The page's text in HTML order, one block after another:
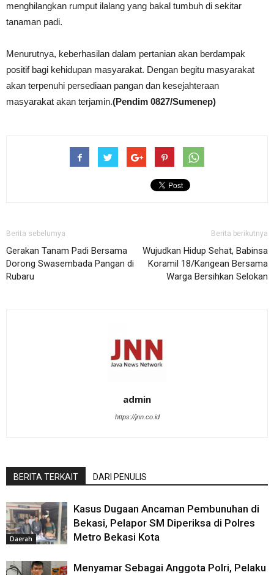
menghilangkan rumput ilalang yang bakal tumbuh di sekitar
tanaman padi.
Menurutnya, keberhasilan dalam pertanian akan berdampak
positif bagi kehidupan masyarakat. Dengan begitu masyarakat
akan terpenuhi persediaan pangan dan kesejahteraan
masyarakat akan terjamin.(Pendim 0827/Sumenep)
Berita sebelumya
Gerakan Tanam Padi Bersama
Dorong Swasembada Pangan di
Rubaru
Berita berikutnya
Wujudkan Hidup Sehat, Babinsa
Koramil 18/Kangean Bersama
Warga Bersihkan Selokan
admin
https://jnn.co.id
BERITA TERKAIT DARI PENULIS
Daerah
Kasus Dugaan Ancaman Pembunuhan di
Bekasi, Pelapor SM Diperiksa di Polres
Metro Bekasi Kota
Menyamar Sebagai Anggota Polri, Pelaku